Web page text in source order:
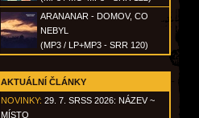
ARANANAR - DOMOV, CO
NEBYL
(MP3 / LP+MP3 - SRR 120)
AKTUÁLNÍ ČLÁNKY
NOVINKY: 29. 7. SRSS 2026: NÁZEV ~
MÍSTO